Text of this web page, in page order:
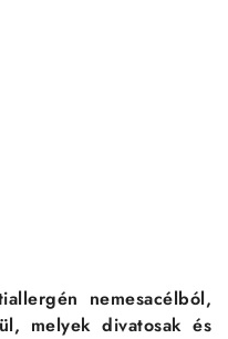
nemesacélból,
melyek divatosak és